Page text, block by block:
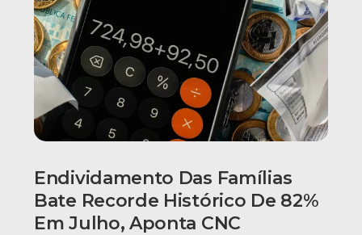
Endividamento Das Famílias
Bate Recorde Histórico De 82%
Em Julho, Aponta CNC